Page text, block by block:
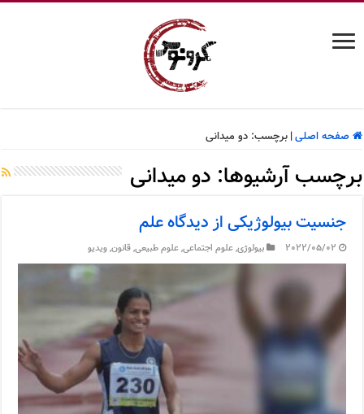
صفحه اصلی| برچسب:دو میدانی
برچسب آرشیوها: دو میدانی
جنسیت بیولوژیکی از دیدگاه علم
2022/05/02 بیولوژی,علوم اجتماعی,علوم طبیعی,قانون,ویدیو